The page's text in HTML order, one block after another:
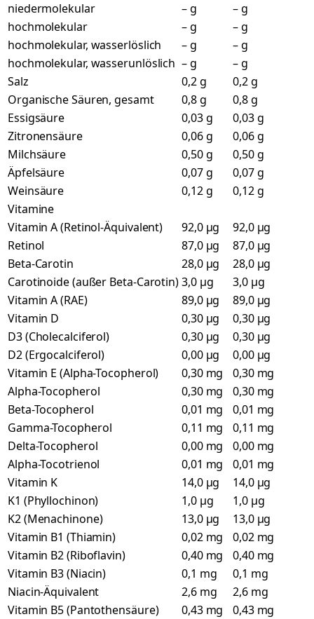
niedermolekular
– g
– g
hochmolekular
– g
– g
hochmolekular, wasserlöslich
– g
– g
hochmolekular, wasserunlöslich – g
– g
Salz
0,2 g
0,2 g
Organische Säuren, gesamt
0,8 g
0,8 g
Essigsäure
0,03 g
0,03 g
Zitronensäure
0,06 g
0,06 g
Milchsäure
0,50 g
0,50 g
Äpfelsäure
0,07 g
0,07 g
Weinsäure
0,12 g
0,12 g
Vitamine
Vitamin A (Retinol-Äquivalent)
92,0 µg
92,0 µg
Retinol
87,0 µg
87,0 µg
Beta-Carotin
28,0 µg
28,0 µg
Carotinoide (außer Beta-Carotin)3,0 µg
3,0 µg
Vitamin A (RAE)
89,0 µg
89,0 µg
Vitamin D
0,30 µg
0,30 µg
D3 (Cholecalciferol)
0,30 µg
0,30 µg
D2 (Ergocalciferol)
0,00 µg
0,00 µg
Vitamin E (Alpha-Tocopherol)
0,30 mg
0,30 mg
Alpha-Tocopherol
0,30 mg
0,30 mg
Beta-Tocopherol
0,01 mg
0,01 mg
Gamma-Tocopherol
0,11 mg
0,11 mg
Delta-Tocopherol
0,00 mg
0,00 mg
Alpha-Tocotrienol
0,01 mg
0,01 mg
Vitamin K
14,0 µg
14,0 µg
K1 (Phyllochinon)
1,0 µg
1,0 µg
K2 (Menachinone)
13,0 µg
13,0 µg
Vitamin B1 (Thiamin)
0,02 mg
0,02 mg
Vitamin B2 (Riboflavin)
0,40 mg
0,40 mg
Vitamin B3 (Niacin)
0,1 mg
0,1 mg
Niacin-Äquivalent
2,6 mg
2,6 mg
Vitamin B5 (Pantothensäure)
0,43 mg
0,43 mg